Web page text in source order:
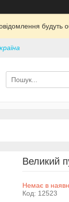
будуть
Великий
Немає в
Код: 12523